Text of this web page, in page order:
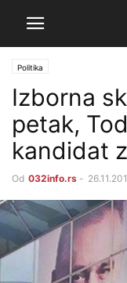
Politika
Izborna
petak,
kandidat
Od 032info.rs -